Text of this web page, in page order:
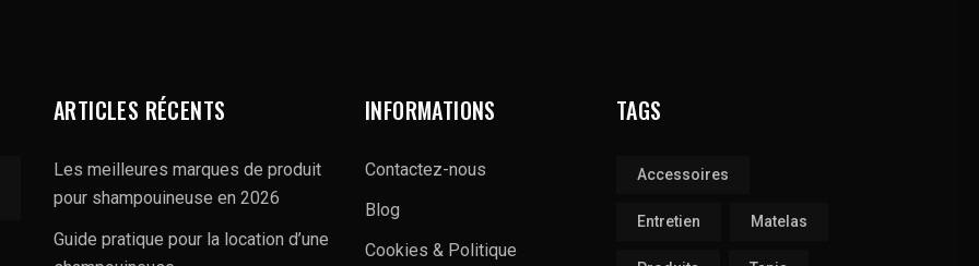
ARTICLES RÉCENTS
Les meilleures marques de produit
pour shampouineuse en 2026
Guide pratique pour la location d’une
INFORMATIONS
Contactez-nous
Blog
Cookies & Politique
TAGS
Accessoires
Entretien Matelas